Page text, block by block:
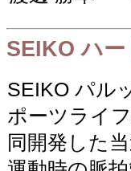
SEIKO ハ
SEIKO パル
ポーツライ
同開発した